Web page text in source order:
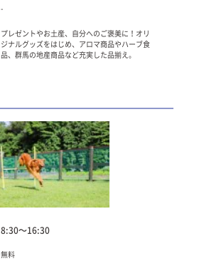
-
プレゼントやお土産、自分へのご褒美に！オリ
ジナルグッズをはじめ、アロマ商品やハーブ食
品、群馬の地産商品など充実した品揃え。
8:30～16:30
無料